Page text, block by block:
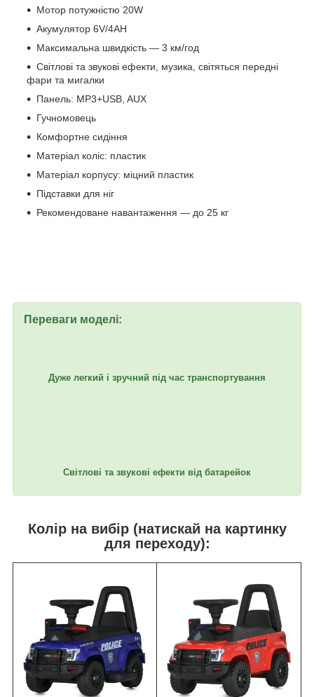
Мотор потужністю 20W
Акумулятор 6V/4AH
Максимальна швидкість — 3 км/год
Світлові та звукові ефекти, музика, світяться передні
фари та мигалки
Панель: MP3+USB, AUX
Гучномовець
Комфортне сидіння
Матеріал коліс: пластик
Матеріал корпусу: міцний пластик
Підставки для ніг
Рекомендоване навантаження — до 25 кг
Переваги моделі:
Дуже легкий і зручний під час транспортування
Світлові та звукові ефекти від батарейок
Колір на вибір (натискай на картинку
для переходу):